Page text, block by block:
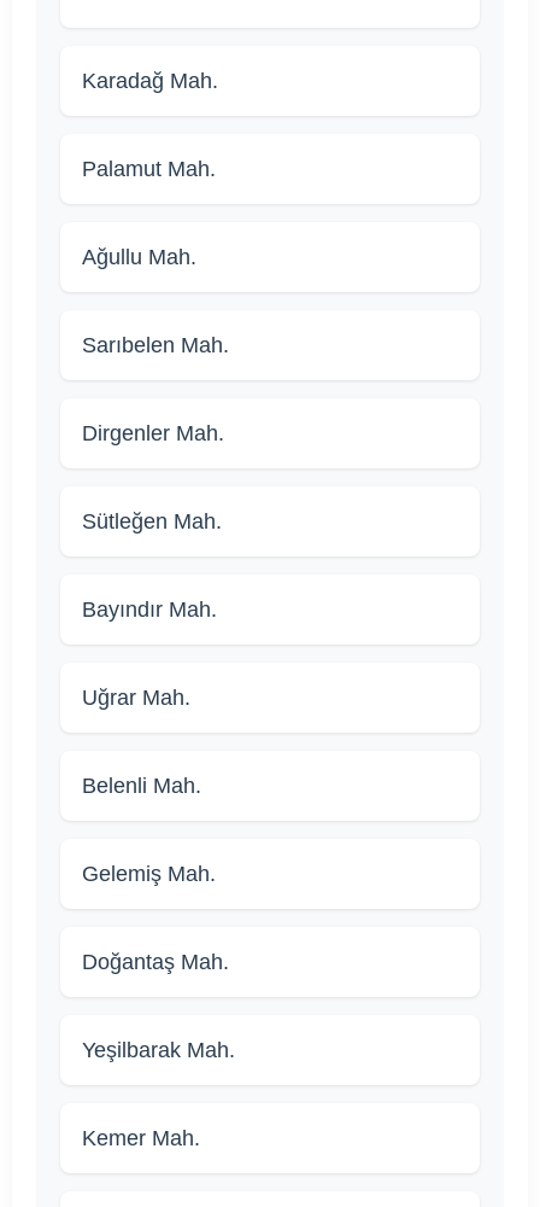
Karadağ Mah.
Palamut Mah.
Ağullu Mah.
Sarıbelen Mah.
Dirgenler Mah.
Sütleğen Mah.
Bayındır Mah.
Uğrar Mah.
Belenli Mah.
Gelemiş Mah.
Doğantaş Mah.
Yeşilbarak Mah.
Kemer Mah.